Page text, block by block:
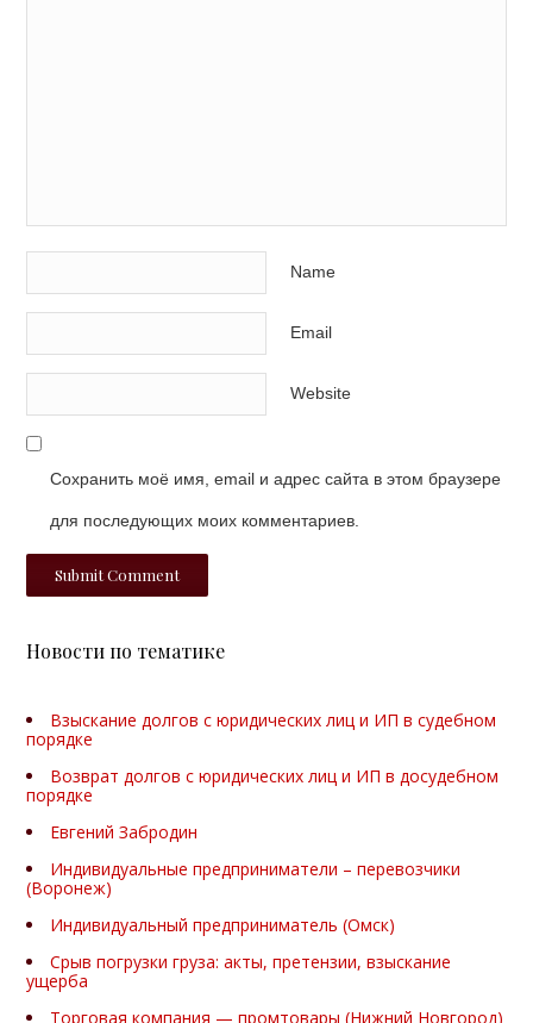
Name
Email
Website
Сохранить моё имя, email и адрес сайта в этом браузере
для последующих моих комментариев.
Новости по тематике
Взыскание долгов с юридических лиц и ИП в судебном
порядке
Возврат долгов с юридических лиц и ИП в досудебном
порядке
Евгений Забродин
Индивидуальные предприниматели – перевозчики
(Воронеж)
Индивидуальный предприниматель (Омск)
Срыв погрузки груза: акты, претензии, взыскание
ущерба
Торговая компания — промтовары (Нижний Новгород)